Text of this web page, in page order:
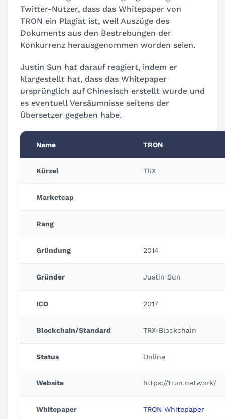
Twitter-Nutzer, dass das Whitepaper von
TRON ein Plagiat ist, weil Auszüge des
Dokuments aus den Bestrebungen der
Konkurrenz herausgenommen worden seien.
Justin Sun hat darauf reagiert, indem er
klargestellt hat, dass das Whitepaper
ursprünglich auf Chinesisch erstellt wurde und
es eventuell Versäumnisse seitens der
Übersetzer gegeben habe.
Name TRON
Kürzel TRX
Marketcap
Rang
Gründung 2014
Gründer Justin Sun
ICO 2017
Blockchain/Standard TRX-Blockchain
Status Online
Website https://tron.network/
Whitepaper TRON Whitepaper